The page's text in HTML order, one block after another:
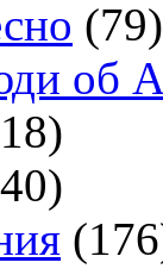
(79)
об